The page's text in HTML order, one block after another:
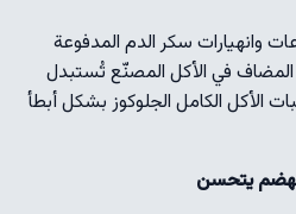
وانهيارات سكر الدم المدفوعة
المضاف في الأكل المصنّع تُستبدل
الأكل الكامل الجلوكوز بشكل أبطأ
يتحسن